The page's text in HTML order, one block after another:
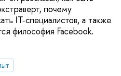
почему
IT-специалистов, а также
философия Facebook.